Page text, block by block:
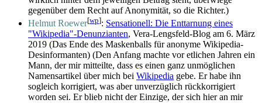
gegenüber dem Recht auf Anonymität, so die Richter.)
Helmut Roewer[wp]: Sensationell: Die Enttarnung eines
"Wikipedia"-Denunzianten, Vera-Lengsfeld-Blog am 6. März
2019 (Das Ende des Maskenballs für anonyme Wikipedia-
Desinformanten) (Den Anfang machte vor etlichen Jahren ein
Mann, der mir mitteilte, dass es einen ganz unmöglichen
Namens­artikel über mich bei Wikipedia gebe. Er habe ihn
sogleich korrigiert, was aber unverzüglich rück­korrigiert
worden sei. Er blieb nicht der Einzige, der sich hier an mir